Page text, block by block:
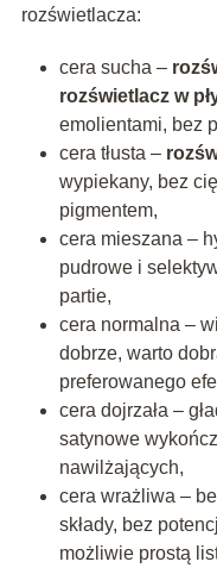
rozświetlacza:
cera sucha –
rozświetlacz w
emolientami, bez
cera tłusta –
wypiekany, bez
pigmentem,
cera mieszana –
pudrowe i
partie,
cera normalna –
dobrze, warto
preferowanego
cera dojrzała –
satynowe
nawilżających,
cera wrażliwa –
składy, bez
możliwie prostą